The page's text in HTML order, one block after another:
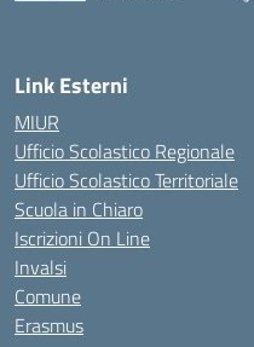
Link Esterni
MIUR
Ufficio Scolastico Regionale
Ufficio Scolastico Territoriale
Scuola in Chiaro
Iscrizioni On Line
Invalsi
Comune
Erasmus